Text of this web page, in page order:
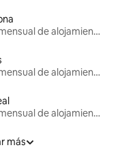
Renta mensual de alojamientos
Renta mensual de alojamientos
Renta mensual de alojamientos
más